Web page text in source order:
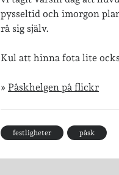
pysseltid och imorgon
rå sig själv.
Kul att hinna fota lite
» Påskhelgen på flickr
festligheter påsk